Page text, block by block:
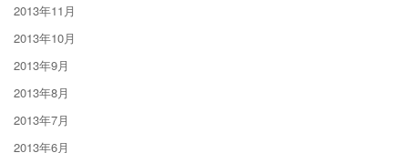
2013年11月
2013年10月
2013年9月
2013年8月
2013年7月
2013年6月